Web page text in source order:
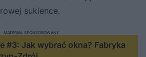
sukience.
#3: Jak wybrać okna? Fabryka
MATERIAŁ SPONSOROWANY